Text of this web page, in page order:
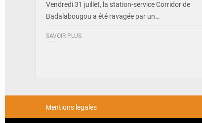
Vendredi 31 juillet, la station-service Corridor de
Badalabougou a été ravagée par un…
SAVOIR PLUS
Mentions legales